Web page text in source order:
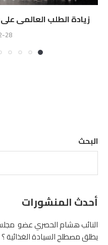
زيادة الطلب العالمى على بدائل
28
البحث
أحدث المنشورات
النائب هشام الحصري عضو مجلس
يطلق مصطلح السيادة الغذائية